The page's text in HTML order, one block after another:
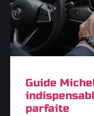
Guide
parfaite